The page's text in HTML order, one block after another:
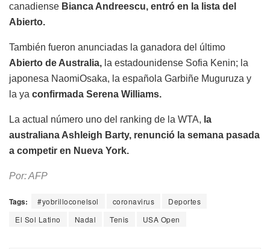
canadiense Bianca Andreescu, entró en la lista del
Abierto.
También fueron anunciadas la ganadora del último
Abierto de Australia, la estadounidense Sofia Kenin; la
japonesa NaomiOsaka, la española Garbiñe Muguruza y
la ya confirmada Serena Williams.
La actual número uno del ranking de la WTA, la
australiana Ashleigh Barty, renunció la semana pasada
a competir en Nueva York.
Por: AFP
Tags: #yobrilloconelsol coronavirus
Deportes
El Sol Latino
Nadal Tenis USA Open